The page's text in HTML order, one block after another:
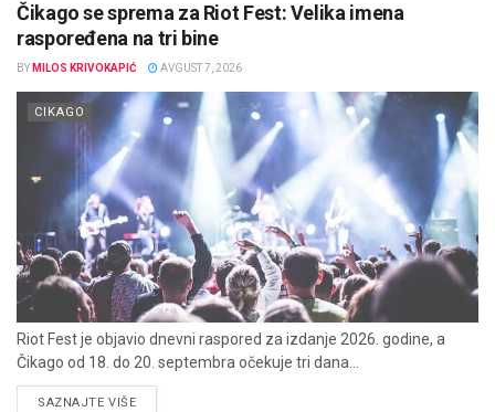
Čikago se sprema za Riot Fest: Velika imena
raspoređena na tri bine
BY MILOS KRIVOKAPIĆ AVGUST 7, 2026
CIKAGO
Riot Fest je objavio dnevni raspored za izdanje 2026. godine, a
Čikago od 18. do 20. septembra očekuje tri dana...
SAZNAJTE VIŠEDETAILS